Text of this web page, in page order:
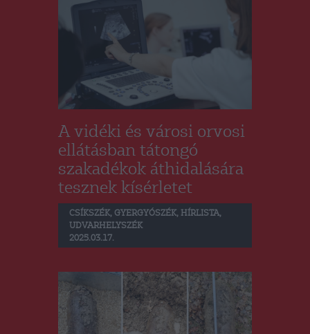
A vidéki és városi orvosi
ellátásban tátongó
szakadékok áthidalására
tesznek kísérletet
CSÍKSZÉK, GYERGYÓSZÉK, HÍRLISTA,
UDVARHELYSZÉK
2025.03.17.